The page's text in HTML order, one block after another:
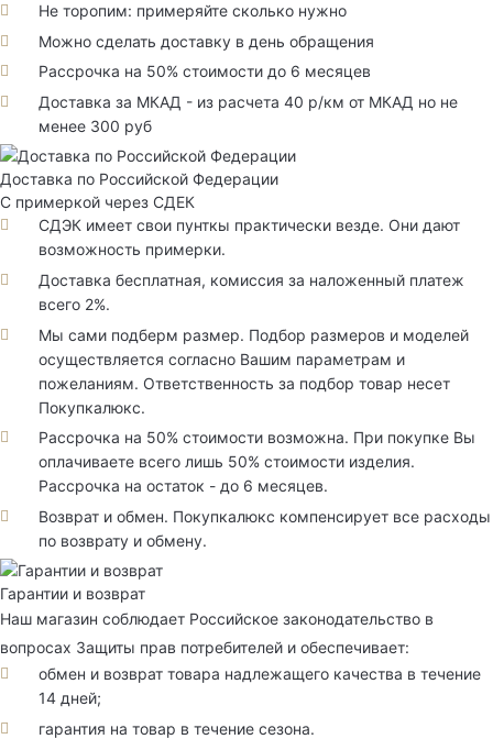
Не торопим: примеряйте сколько нужно
Можно сделать доставку в день обращения
Рассрочка на 50% стоимости до 6 месяцев
Доставка за МКАД - из расчета 40 р/км от МКАД но не
менее 300 руб
Доставка по Российской Федерации
С примеркой через СДЕК
СДЭК имеет свои пунткы практически везде. Они дают
возможность примерки.
Доставка бесплатная, комиссия за наложенный платеж
всего 2%.
Мы сами подберм размер. Подбор размеров и моделей
осуществляется согласно Вашим параметрам и
пожеланиям. Ответственность за подбор товар несет
Покупкалюкс.
Рассрочка на 50% стоимости возможна. При покупке Вы
оплачиваете всего лишь 50% стоимости изделия.
Рассрочка на остаток - до 6 месяцев.
Возврат и обмен. Покупкалюкс компенсирует все расходы
по возврату и обмену.
Гарантии и возврат
Наш магазин соблюдает Российское законодательство в
вопросах Защиты прав потребителей и обеспечивает:
обмен и возврат товара надлежащего качества в течение
14 дней;
гарантия на товар в течение сезона.